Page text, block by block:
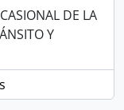
DE LA
Y